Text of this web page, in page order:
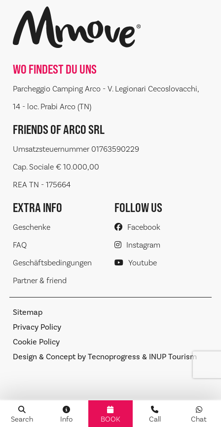
Search Info BOOK Call Chat
WO FINDEST DU UNS
Parcheggio Camping Arco - V. Legionari Cecoslovacchi,
14 - loc. Prabi Arco (TN)
FRIENDS OF ARCO SRL
Umsatzsteuernummer 01763590229
Cap. Sociale € 10.000,00
REA TN - 175664
EXTRA INFO
Geschenke
FAQ
Geschäftsbedingungen
Partner & friend
FOLLOW US
Facebook
Instagram
Youtube
Sitemap
Privacy Policy
Cookie Policy
Design & Concept by Tecnoprogress & INUP Tourism
Hinweis bei Erhebung
Ihre Datenschutzeinstellungen